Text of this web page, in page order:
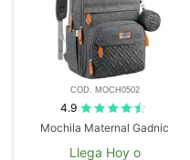
COD. MOCH0502
4.9
Mochila Maternal Gadnic
Llega Hoy o